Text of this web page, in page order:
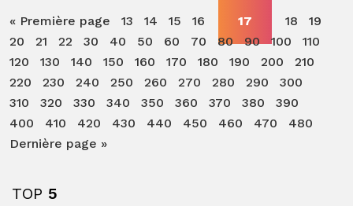
« Première page 13 14 15 16 17 18
19
20
21 22 30 40 50 60 70 80 90 100
110
120
130 140 150 160 170 180 190 200
210
220
230 240 250 260 270 280 290
300
310
320 330 340 350 360 370 380
390
400
410 420 430 440 450 460 470
480
Dernière page »
TOP 5